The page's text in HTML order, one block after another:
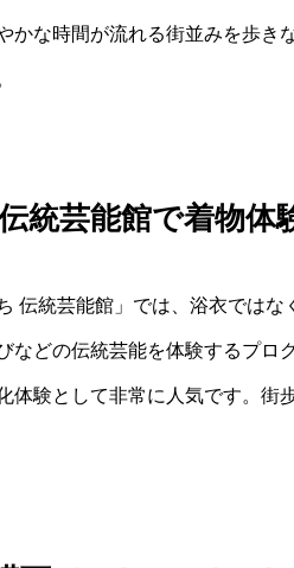
かな時間が流れる街並みを歩き
統芸能館で着物体
伝統芸能館」では、浴衣では
などの伝統芸能を体験するプロ
体験として非常に人気です。街